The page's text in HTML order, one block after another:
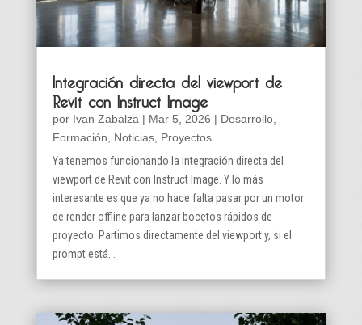
Integración directa del viewport de
Revit con Instruct Image
por Ivan Zabalza| Mar 5, 2026 | Desarrollo,
Formación, Noticias, Proyectos
Ya tenemos funcionando la integración directa del
viewport de Revit con Instruct Image. Y lo más
interesante es que ya no hace falta pasar por un motor
de render offline para lanzar bocetos rápidos de
proyecto. Partimos directamente del viewport y, si el
prompt está...